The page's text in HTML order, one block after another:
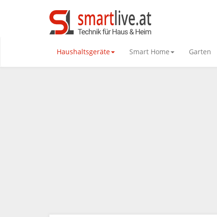
Haushaltsgeräte Smart Home Garten